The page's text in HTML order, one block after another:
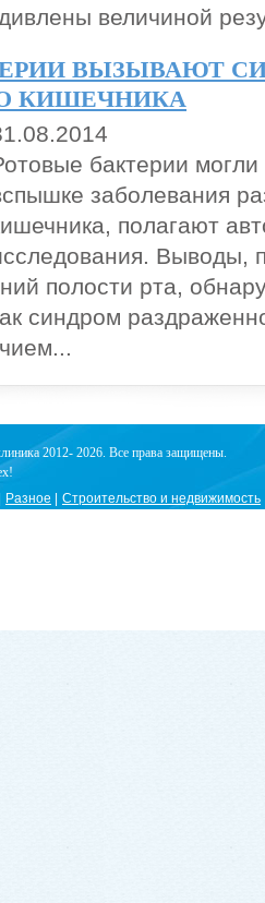
величиной
ВЫЗЫВАЮТ
КИШЕЧНИКА
бактерии
заболевания
полагают
Выводы,
полости рта,
синдром
2012- 2026. Все права защищены.
Разное Строительство и недвижимость